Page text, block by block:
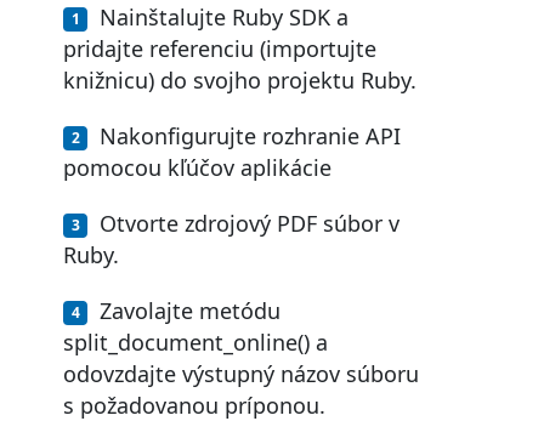
Nainštalujte Ruby SDK a
pridajte referenciu (importujte
knižnicu) do svojho projektu Ruby.
Nakonfigurujte rozhranie API
pomocou kľúčov aplikácie
Otvorte zdrojový PDF súbor v
Ruby.
Zavolajte metódu
split_document_online() a
odovzdajte výstupný názov súboru
s požadovanou príponou.